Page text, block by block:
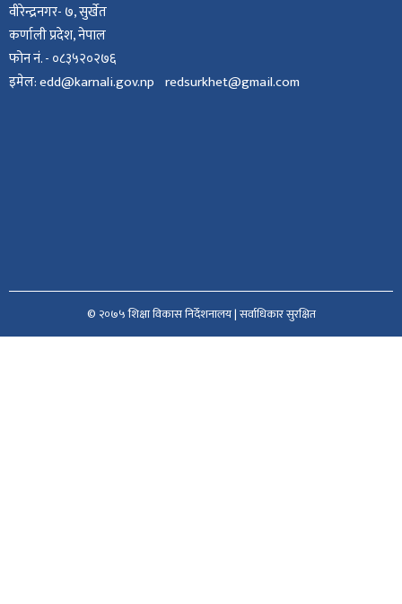
वीरेन्द्रनगर- ७, सुर्खेत
कर्णाली प्रदेश, नेपाल
फोन नं. - ०८३५२०२७६
इमेल: edd@karnali.gov.np redsurkhet@gmail.com
© २०७५ शिक्षा विकास निर्देशनालय | सर्वाधिकार सुरक्षित